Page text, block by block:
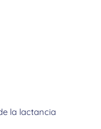
la lactancia